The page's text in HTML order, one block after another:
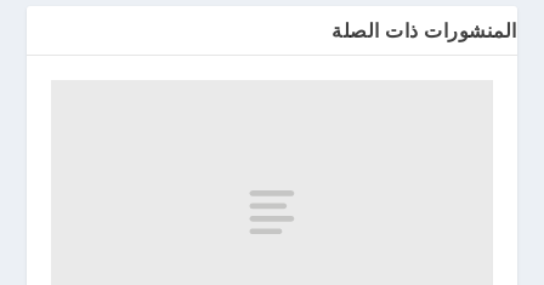
المنشورات ذات الصلة